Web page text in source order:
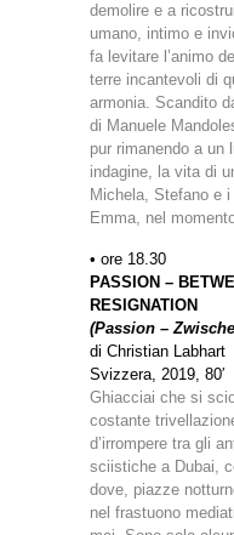
demolire e a
umano, intimo e
fa levitare l’animo
terre incantevoli di
armonia. Scandito
di Manuele
pur rimanendo a un
indagine, la vita di
Michela, Stefano e
Emma, nel
• ore 18.30
PASSION –
RESIGNATION
(Passion –
di Christian Labhart
Svizzera, 2019, 80′
Ghiacciai che si
costante
d’irrompere tra gli
sciistiche a Dubai,
dove, piazze
nel frastuono